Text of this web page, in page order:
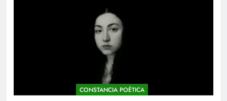
CONSTANCIA POÉTICA